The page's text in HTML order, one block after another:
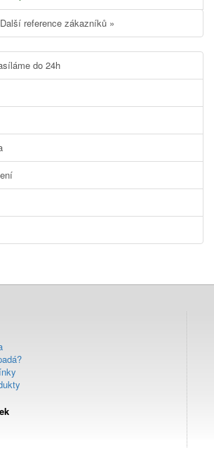
Další reference zákazníků »
do 24h